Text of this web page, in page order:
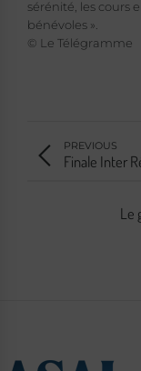
sérénité, les cours
bénévoles ».
© Le Télégramme
PREVIOUS
Finale Inter
Le